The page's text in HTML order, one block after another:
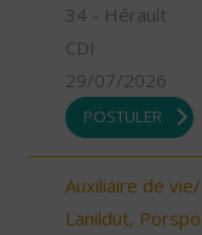
34 - Hérault
CDI
29/07/2026
POSTULER
Auxiliaire de
Lanildut,